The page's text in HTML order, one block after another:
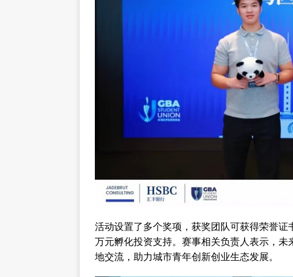
活动设置了多个奖项，获奖团队可获得荣誉
万元孵化投资支持。赛事相关负责人表示，
地交流，助力城市青年创新创业生态发展。